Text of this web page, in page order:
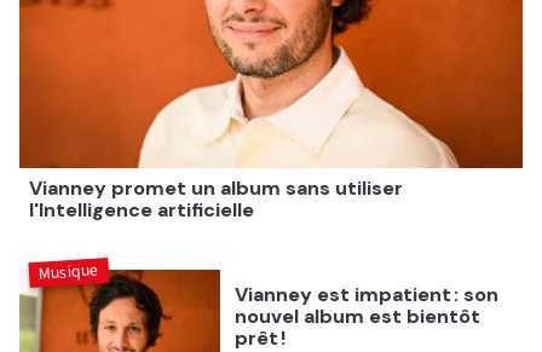
Vianney promet un album sans utiliser
l'Intelligence artificielle
Vianney est impatient : son
nouvel album est bientôt
prêt !
Musique